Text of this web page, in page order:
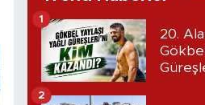
20.
Gökbel
1
2